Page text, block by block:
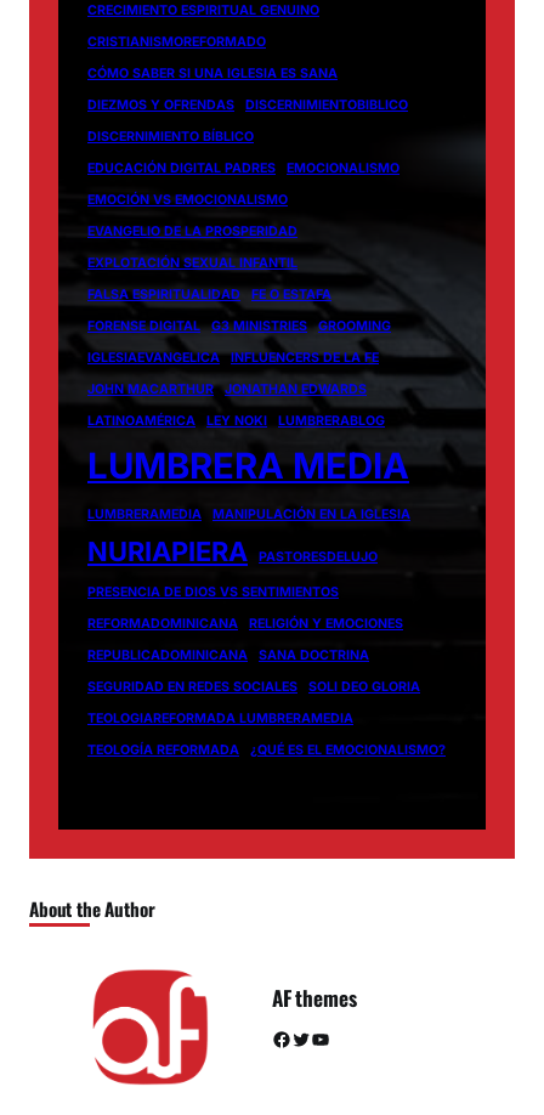
CRECIMIENTO ESPIRITUAL GENUINO
CRISTIANISMOREFORMADO
CÓMO SABER SI UNA IGLESIA ES SANA
DIEZMOS Y OFRENDAS
DISCERNIMIENTOBIBLICO
DISCERNIMIENTO BÍBLICO
EDUCACIÓN DIGITAL PADRES
EMOCIONALISMO
EMOCIÓN VS EMOCIONALISMO
EVANGELIO DE LA PROSPERIDAD
EXPLOTACIÓN SEXUAL INFANTIL
FALSA ESPIRITUALIDAD
FE O ESTAFA
FORENSE DIGITAL
G3 MINISTRIES
GROOMING
IGLESIAEVANGELICA
INFLUENCERS DE LA FE
JOHN MACARTHUR
JONATHAN EDWARDS
LATINOAMÉRICA
LEY NOKI LUMBRERABLOG
LUMBRERA MEDIA
LUMBRERAMEDIA MANIPULACIÓN EN LA IGLESIA
NURIAPIERA PASTORESDELUJO
PRESENCIA DE DIOS VS SENTIMIENTOS
REFORMADOMINICANA
RELIGIÓN Y EMOCIONES
REPUBLICADOMINICANA
SANA DOCTRINA
SEGURIDAD EN REDES SOCIALES
SOLI DEO GLORIA
TEOLOGIAREFORMADA LUMBRERAMEDIA
TEOLOGÍA REFORMADA
¿QUÉ ES EL EMOCIONALISMO?
About the Author
AF themes
Facebook Twitter YouTube